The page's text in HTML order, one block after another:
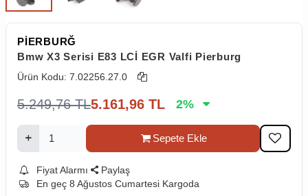
PİERBURĞ
Bmw X3 Serisi E83 LCİ EGR Valfi Pierburg
Ürün Kodu: 7.02256.27.0
5.249,76 TL5.161,96 TL 2%
Sepete Ekle
Fiyat Alarmı
Paylaş
En geç 8 Ağustos Cumartesi Kargoda